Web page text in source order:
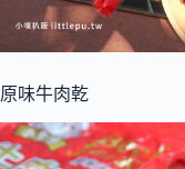
原味牛肉乾